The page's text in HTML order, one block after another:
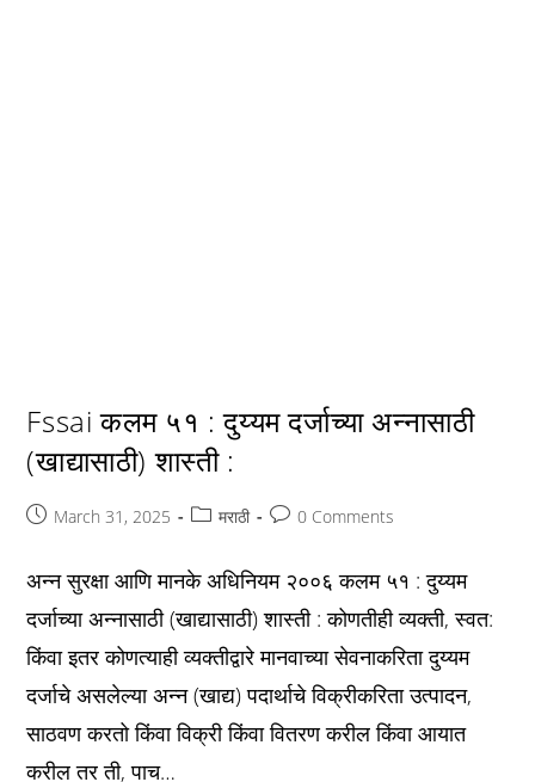
Fssai कलम ५१ : दुय्यम दर्जाच्या अन्नासाठी
(खाद्यासाठी) शास्ती :
PostMarch 31, 2025
Postमराठी
Post0 Comments
अन्न सुरक्षा आणि मानके अधिनियम २००६ कलम ५१ : दुय्यम
दर्जाच्या अन्नासाठी (खाद्यासाठी) शास्ती : कोणतीही व्यक्ती, स्वत:
किंवा इतर कोणत्याही व्यक्तीद्वारे मानवाच्या सेवनाकरिता दुय्यम
दर्जाचे असलेल्या अन्न (खाद्य) पदार्थाचे विक्रीकरिता उत्पादन,
साठवण करतो किंवा विक्री किंवा वितरण करील किंवा आयात
करील तर ती, पाच…